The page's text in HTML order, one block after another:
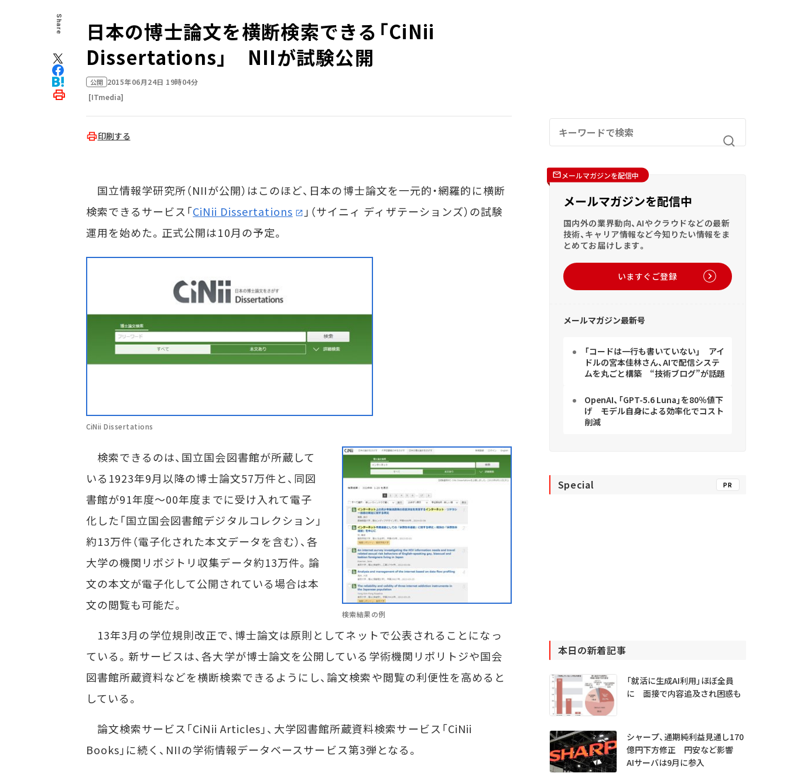
Share
日本の博士論文を横断検索できる「CiNii
Dissertations」 NIIが試験公開
公開 2015年06月24日 19時04分
[ITmedia]
印刷する
国立情報学研究所（NIIが公開）はこのほど、日本の博士論文を一元的・網羅的に横断
検索できるサービス「CiNii Dissertations
」（サイニィ ディザテーションズ）の試験
運用を始めた。正式公開は10月の予定。
CiNii Dissertations
検索結果の例
検索できるのは、国立国会図書館が所蔵して
いる1923年9月以降の博士論文57万件と、同図
書館が91年度～00年度までに受け入れて電子
化した「国立国会図書館デジタルコレクション」
約13万件（電子化された本文データを含む）、各
大学の機関リポジトリ収集データ約13万件。論
文の本文が電子化して公開されている場合は本
文の閲覧も可能だ。
13年3月の学位規則改正で、博士論文は原則としてネットで公表されることになっ
ている。新サービスは、各大学が博士論文を公開している学術機関リポリトジや国会
図書館所蔵資料などを横断検索できるようにし、論文検索や閲覧の利便性を高めると
している。
論文検索サービス「CiNii Articles」、大学図書館所蔵資料検索サービス「CiNii
Books」に続く、NIIの学術情報データベースサービス第3弾となる。
メールマガジンを配信中
メールマガジンを配信中
国内外の業界動向、AIやクラウドなどの最新
技術、キャリア情報など今知りたい情報をま
とめてお届けします。
いますぐご登録
メールマガジン最新号
「コードは一行も書いていない」 アイ
ドルの宮本佳林さん、AIで配信システ
ムを丸ごと構築 “技術ブログ”が話題
OpenAI、「GPT-5.6 Luna」を80％値下
げ モデル自身による効率化でコスト
削減
Special PR
本日の新着記事
「就活に生成AI利用」ほぼ全員
に 面接で内容追及され困惑も
シャープ、通期純利益見通し170
億円下方修正 円安など影響
AIサーバは9月に参入